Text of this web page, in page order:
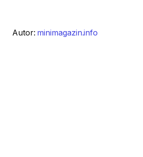
Autor: minimagazin.info